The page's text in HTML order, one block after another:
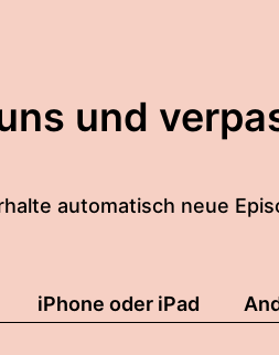
und
automatisch neue
iPhone oder iPad